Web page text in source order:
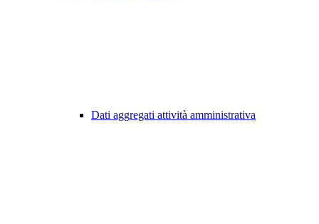
Dati aggregati attività amministrativa